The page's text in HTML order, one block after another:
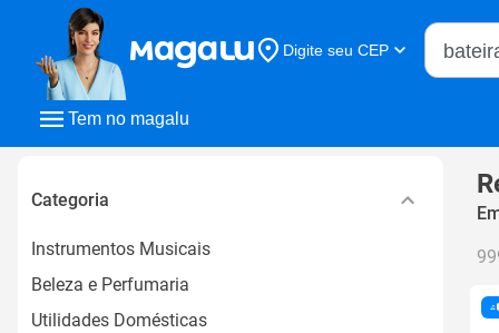
Tem no magalu
Digite seu CEP
Buscar
Categoria
Instrumentos Musicais
Beleza e Perfumaria
Utilidades Domésticas